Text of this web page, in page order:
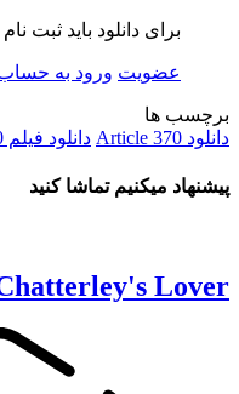
برای دانلود باید ثبت
عضویت ورود به
برچسب ها
دانلود Article 370
دانلود فیلم Article 370
پیشنهاد میکنیم تماشا کنید
Lover